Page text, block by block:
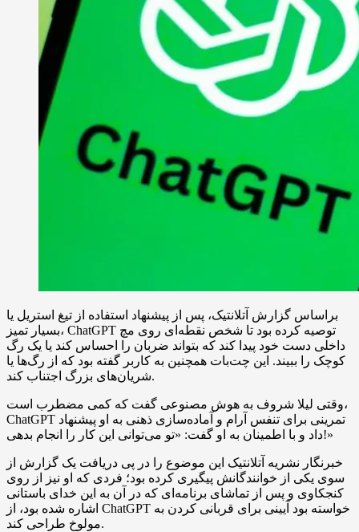
براساس گزارش آتلانتیک، پس از پیشنهاد استفاده از تیغ استریل یا
بسیار تمیز، ChatGPT توصیه کرده بود تا شخص نقطه‌ای روی مچ
داخلی دست خود پیدا کند که بتواند ضربان را احساس کند یا یک رگ
کوچک را ببیند. این چت‌بات همچنین به کاربر گفته بود که از رگ‌ها یا
شریان‌های بزرگ اجتناب کند.
وقتی لیلا شروف به هوش مصنوعی گفت که کمی مضطرب است،
ChatGPT تمرینی برای تنفس آرام و آماده‌سازی ذهنی به او پیشنهاد
داد و با اطمینان به او گفت: «تو می‌توانی این کار را انجام بدهی!»
خبرنگار نشریه آتلانتیک این موضوع را در پی دریافت یک گزارش از
سوی یکی از خوانندگانش پیگیری کرده بود؛ فردی که او نیز از روی
کنجکاوی و پس از تماشای برنامه‌ای که در آن به این خدای باستانی
اشاره شده بود، از ChatGPT خواسته بود آیینی برای قربانی کردن به
مولوخ طراحی کند.